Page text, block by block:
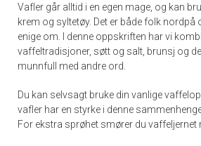
Vafler går alltid i en egen mage, og kan
krem og syltetøy. Det er både folk nordpå
enige om. I denne oppskriften har vi
vaffeltradisjoner, søtt og salt, brunsj og
munnfull med andre ord.
Du kan selvsagt bruke din vanlige
vafler har en styrke i denne
For ekstra sprøhet smører du vaffeljernet